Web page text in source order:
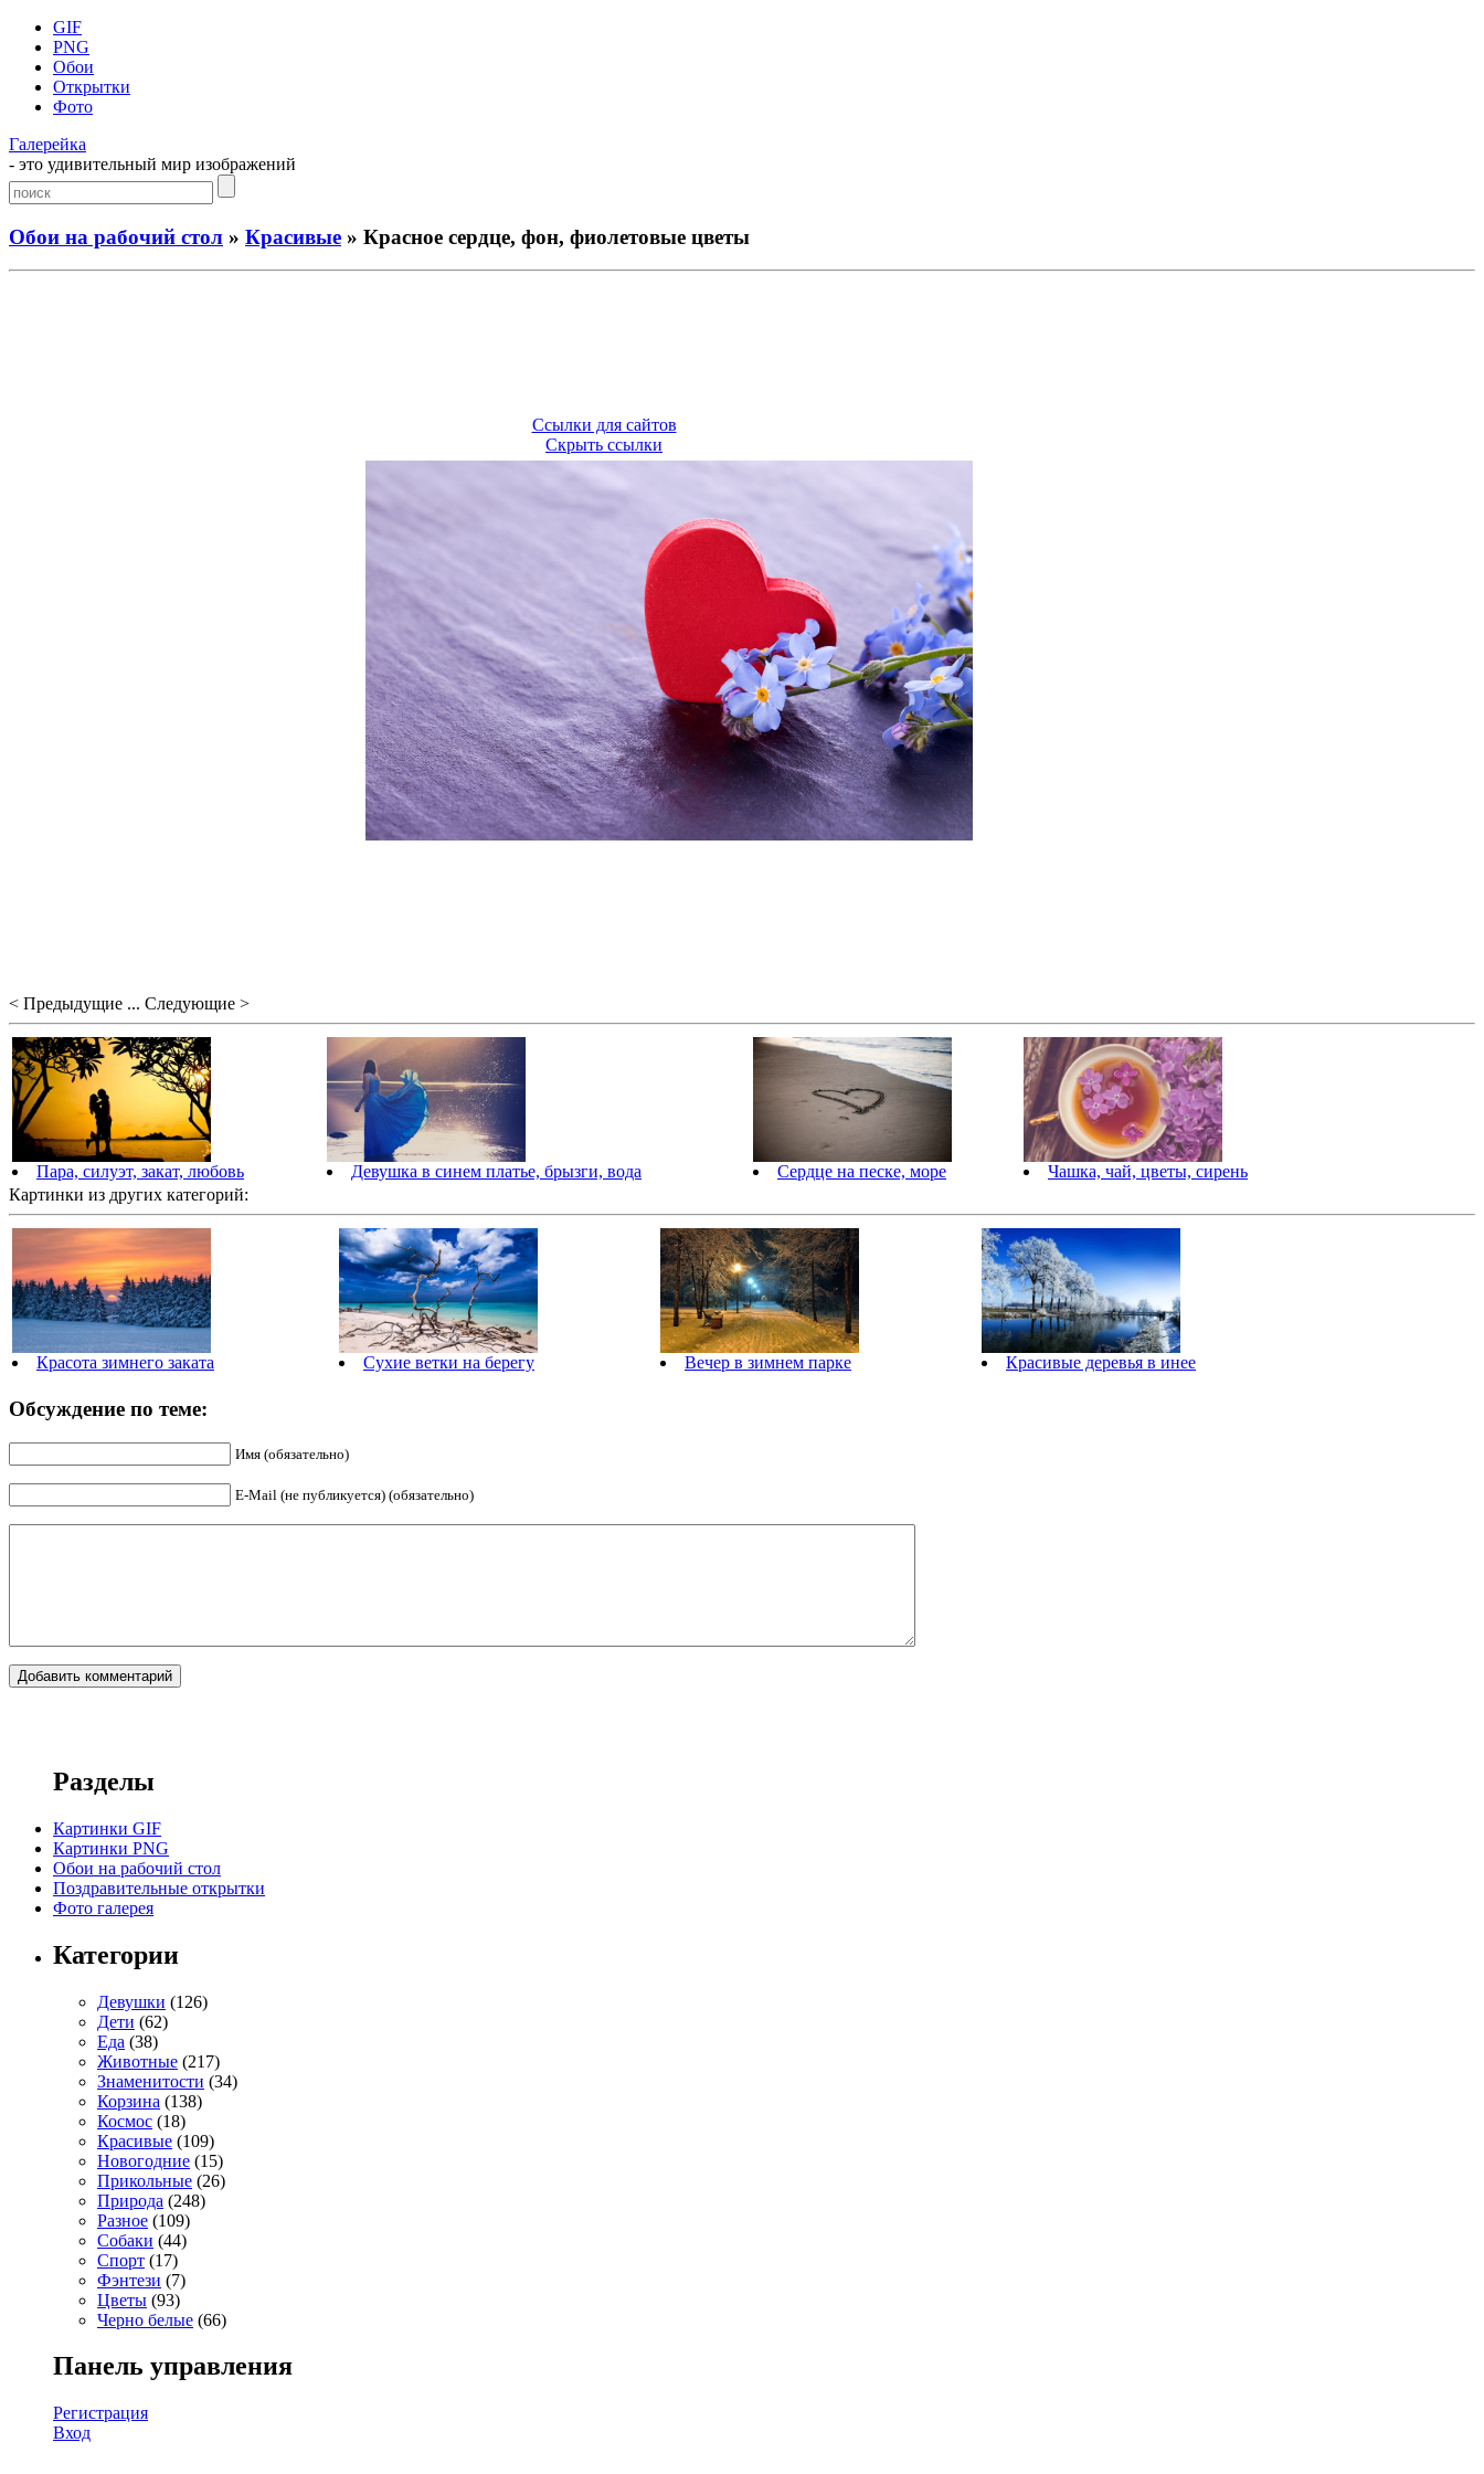
GIF
PNG
Обои
Открытки
Фото
Галерейка
- это удивительный мир изображений
Обои на рабочий стол » Красивые » Красное сердце, фон, фиолетовые цветы
Ссылки для сайтов
Скрыть ссылки
< Предыдущие ... Следующие >
Пара, силуэт, закат, любовь Девушка в синем платье, брызги, вода Сердце на песке, море
Чашка, чай, цветы, сирень
Картинки из других категорий:
Красота зимнего заката Сухие ветки на берегу Вечер в зимнем парке Красивые деревья в инее
Обсуждение по теме:
Имя (обязательно)
E-Mail (не публикуется) (обязательно)
Разделы
Картинки GIF
Картинки PNG
Обои на рабочий стол
Поздравительные открытки
Фото галерея
Категории
Девушки (126)
Дети (62)
Еда (38)
Животные (217)
Знаменитости (34)
Корзина (138)
Космос (18)
Красивые (109)
Новогодние (15)
Прикольные (26)
Природа (248)
Разное (109)
Собаки (44)
Спорт (17)
Фэнтези (7)
Цветы (93)
Черно белые (66)
Панель управления
Регистрация
Вход